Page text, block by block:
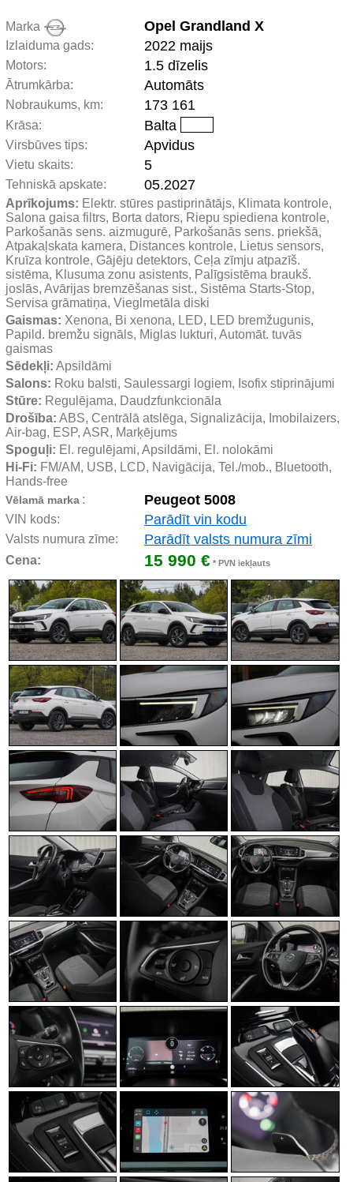
Marka Opel Grandland X
Izlaiduma gads: 2022 maijs
Motors: 1.5 dīzelis
Ātrumkārba: Automāts
Nobraukums, km: 173 161
Krāsa: Balta
Virsbūves tips: Apvidus
Vietu skaits: 5
Tehniskā apskate: 05.2027
Aprīkojums: Elektr. stūres pastiprinātājs, Klimata kontrole,
Salona gaisa filtrs, Borta dators, Riepu spiediena kontrole,
Parkošanās sens. aizmugurē, Parkošanās sens. priekšā,
Atpakaļskata kamera, Distances kontrole, Lietus sensors,
Kruīza kontrole, Gājēju detektors, Ceļa zīmju atpazīš.
sistēma, Klusuma zonu asistents, Palīgsistēma braukš.
joslās, Avārijas bremzēšanas sist., Sistēma Starts-Stop,
Servisa grāmatiņa, Vieglmetāla diski
Gaismas: Xenona, Bi xenona, LED, LED bremžugunis,
Papild. bremžu signāls, Miglas lukturi, Automāt. tuvās
gaismas
Sēdekļi: Apsildāmi
Salons: Roku balsti, Saulessargi logiem, Isofix stiprinājumi
Stūre: Regulējama, Daudzfunkcionāla
Drošība: ABS, Centrālā atslēga, Signalizācija, Imobilaizers,
Air-bag, ESP, ASR, Marķējums
Spoguļi: El. regulējami, Apsildāmi, El. nolokāmi
Hi-Fi: FM/AM, USB, LCD, Navigācija, Tel./mob., Bluetooth,
Hands-free
Vēlamā marka : Peugeot 5008
VIN kods: Parādīt vin kodu
Valsts numura zīme: Parādīt valsts numura zīmi
Cena: 15 990 € * PVN iekļauts